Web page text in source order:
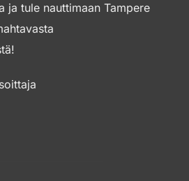
ja tule nauttimaan Tampere